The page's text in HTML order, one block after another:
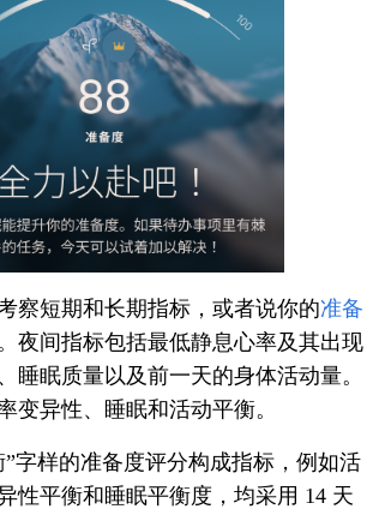
察短期和长期指标，或者说你的准备
。夜间指标包括最低静息心率及其出现
睡眠质量以及前一天的身体活动量。
变异性、睡眠和活动平衡。
字样的准备度评分构成指标，例如活
性平衡和睡眠平衡度，均采用 14 天